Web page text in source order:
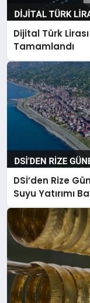
Dijital Türk
Tamamlandı
DSİ’den Rize
Suyu Yatırımı